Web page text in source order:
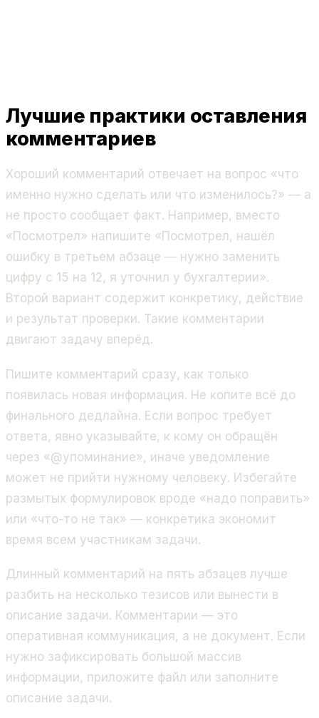
Лучшие практики оставления
комментариев
Хороший комментарий отвечает на вопрос «что
именно нужно сделать или что изменилось?» — а
не просто сообщает факт. Например, вместо
«Посмотрел» напишите «Посмотрел, нашёл
ошибку в третьем абзаце — нужно заменить
цифру с 15 на 12, я уточнил у бухгалтерии».
Второй вариант содержит конкретику, действие
и результат проверки. Такие комментарии
двигают задачу вперёд.
Пишите комментарий сразу, как только
появилась новая информация. Не копите всё до
финального дедлайна. Если вопрос требует
ответа, явно указывайте, к кому он обращён
через «@упоминание», иначе уведомление
может не прийти нужному человеку. Избегайте
размытых формулировок вроде «надо поправить»
или «что-то не так» — конкретика экономит
время всем участникам задачи.
Длинный комментарий на пять абзацев лучше
разбить на несколько тезисов или вынести в
описание задачи. Комментарии — это
оперативная коммуникация, а не документ. Если
нужно зафиксировать большой массив
информации, приложите файл или заполните
описание задачи.